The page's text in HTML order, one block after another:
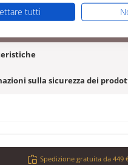
piastra di copertura ghisa per
tipo 10981 La struttura e il
sulla sicurezza dei
Spedizione gratuita da 449
tutti